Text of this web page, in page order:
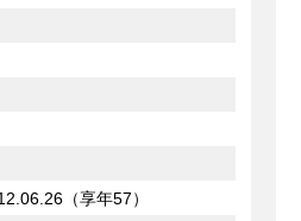
（享年57）